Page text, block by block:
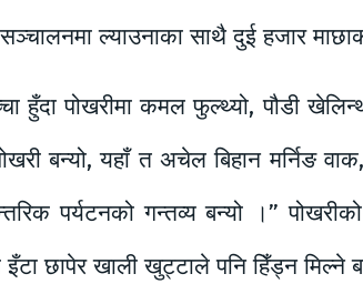
ल्याउनाका साथै दुई हजार
हुँदा पोखरीमा कमल फुल्थ्यो, पौडी
बन्यो, यहाँ त अचेल बिहान मर्निङ
पर्यटनको गन्तव्य बन्यो ।”
छापेर खाली खुट्टाले पनि हिँड्न मिल्ने